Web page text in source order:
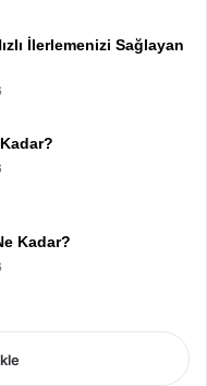
İlerlemenizi Sağlayan
Kadar?